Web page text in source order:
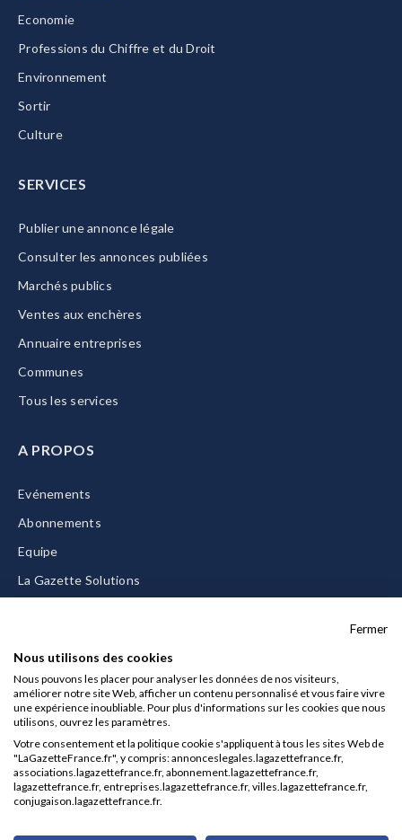
Economie
Professions du Chiffre et du Droit
Environnement
Sortir
Culture
SERVICES
Publier une annonce légale
Consulter les annonces publiées
Marchés publics
Ventes aux enchères
Annuaire entreprises
Communes
Tous les services
A PROPOS
Evénements
Abonnements
Equipe
La Gazette Solutions
Mentions légales
CGU/CGV
Données personnelles
Charte sur les cookies
Gérer vos cookies
© 2026 La Gazette France
Fermer
Nous utilisons des cookies
Nous pouvons les placer pour analyser les données de nos visiteurs,
améliorer notre site Web, afficher un contenu personnalisé et vous faire vivre
une expérience inoubliable. Pour plus d'informations sur les cookies que nous
utilisons, ouvrez les paramètres.
Votre consentement et la politique cookie s'appliquent à tous les sites Web de
"LaGazetteFrance.fr", y compris: annonceslegales.lagazettefrance.fr,
associations.lagazettefrance.fr, abonnement.lagazettefrance.fr,
lagazettefrance.fr, entreprises.lagazettefrance.fr, villes.lagazettefrance.fr,
conjugaison.lagazettefrance.fr.